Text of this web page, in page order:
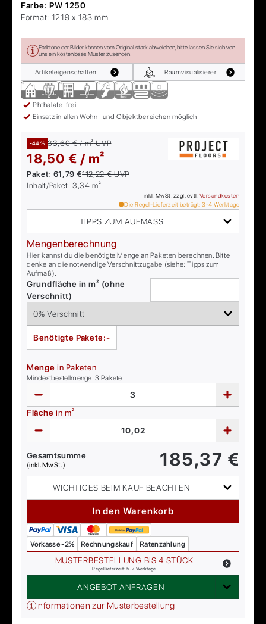
Farbe: PW 1250
Format: 1219 x 183 mm
Farbtöne der Bilder können vom Original stark abweichen, bitte lassen Sie sich von
uns ein kostenloses Muster zusenden.
Artikeleigenschaften Raumvisualisierer
Phthalate-frei
Einsatz in allen Wohn- und Objektbereichen möglich
-44 % 33,60 € / m²UVP
18,50 € / m²
Paket: 61,79 €112,22 €UVP
Inhalt/Paket:3,34 m²
inkl. MwSt. zzgl. evtl. Versandkosten
Die Regel-Lieferzeit beträgt: 3-4 Werktage
TIPPS ZUM AUFMASS
Mengenberechnung
Hier kannst du die benötigte Menge an Paketen berechnen. Bitte
denke an die notwendige Verschnittzugabe (siehe: Tipps zum
Aufmaß).
Grundfläche in m² (ohne
Verschnitt)
Benötigte Pakete:-
Menge in Paketen
Mindestbestellmenge:3 Pakete
Fläche in m²
Gesamtsumme
(inkl. MwSt.) 185,37 €
WICHTIGES BEIM KAUF BEACHTEN
In den Warenkorb
Vorkasse -2% Rechnungskauf Ratenzahlung
MUSTERBESTELLUNG BIS 4 STÜCK
Regellieferzeit: 5-7 Werktage
ANGEBOT ANFRAGEN
Informationen zur Musterbestellung